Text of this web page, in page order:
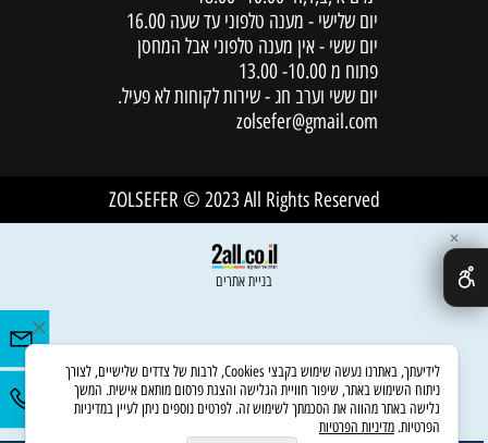
יום שלישי - מענה טלפוני עד שעה 16.00
יום ששי - אין מענה טלפוני אבל המחסן
פתוח מ 10.00- 13.00
יום ששי וערב חג - שירות לקוחות לא פעיל.
zolsefer@gmail.com
ZOLSEFER © 2023 All Rights Reserved
בניית אתרים
✕
לידיעתך, באתרנו נעשה שימוש בקבצי Cookies, לרבות של צדדים שלישיים, לצורך
ניתוח השימוש באתר, שיפור חוויית הגלישה והצגת פרסום מותאם אישית. המשך
גלישה באתר מהווה את הסכמתך לשימוש זה. לפרטים נוספים ניתן לעיין במדיניות
הפרטיות. מדיניות הפרטיות